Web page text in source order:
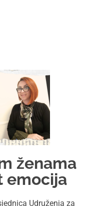
da mi
me je doktorkino
za
bliznakinju”